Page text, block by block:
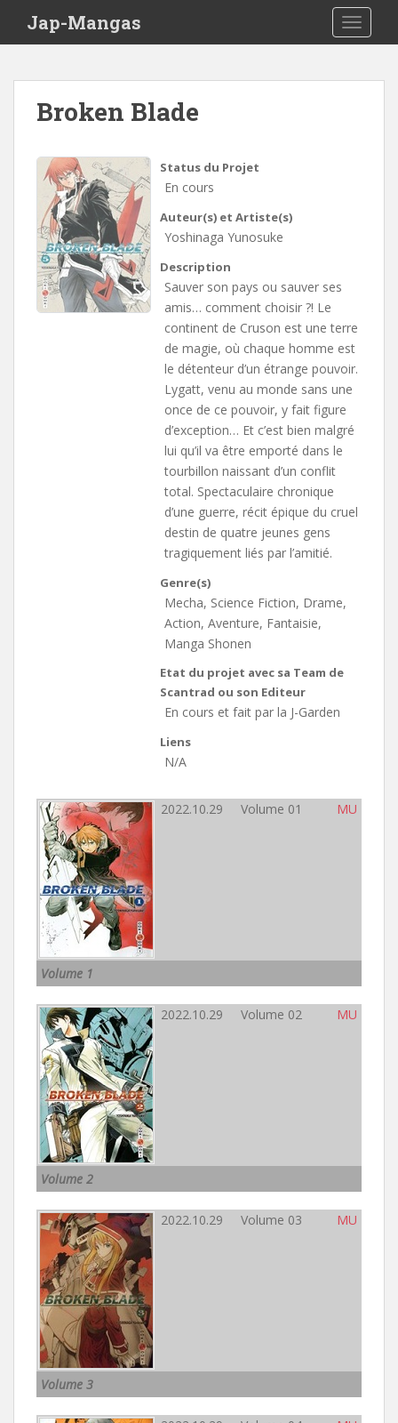
Jap-Mangas
Broken Blade
Status du Projet
En cours
Auteur(s) et Artiste(s)
Yoshinaga Yunosuke
Description
Sauver son pays ou sauver ses
amis… comment choisir ?! Le
continent de Cruson est une terre
de magie, où chaque homme est
le détenteur d’un étrange pouvoir.
Lygatt, venu au monde sans une
once de ce pouvoir, y fait figure
d’exception… Et c’est bien malgré
lui qu’il va être emporté dans le
tourbillon naissant d’un conflit
total. Spectaculaire chronique
d’une guerre, récit épique du cruel
destin de quatre jeunes gens
tragiquement liés par l’amitié.
Genre(s)
Mecha, Science Fiction, Drame,
Action, Aventure, Fantaisie,
Manga Shonen
Etat du projet avec sa Team de
Scantrad ou son Editeur
En cours et fait par la J-Garden
Liens
N/A
2022.10.29 Volume 01 MU
Volume 1
2022.10.29 Volume 02 MU
Volume 2
2022.10.29 Volume 03 MU
Volume 3